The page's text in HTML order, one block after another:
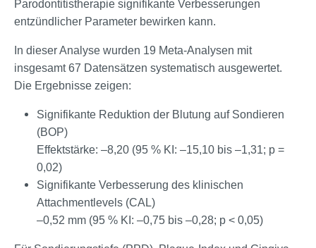
Parodontitistherapie signifikante Verbesserungen
entzündlicher Parameter bewirken kann.
In dieser Analyse wurden 19 Meta-Analysen mit
insgesamt 67 Datensätzen systematisch ausgewertet.
Die Ergebnisse zeigen:
Signifikante Reduktion der Blutung auf Sondieren
(BOP)
Effektstärke: –8,20 (95 % KI: –15,10 bis –1,31; p =
0,02)
Signifikante Verbesserung des klinischen
Attachmentlevels (CAL)
–0,52 mm (95 % KI: –0,75 bis –0,28; p < 0,05)